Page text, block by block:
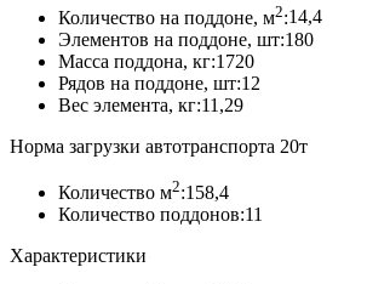
Количество на поддоне, м2:14,4
Элементов на поддоне, шт:180
Масса поддона, кг:1720
Рядов на поддоне, шт:12
Вес элемента, кг:11,29
Норма загрузки автотранспорта 20т
Количество м2:158,4
Количество поддонов:11
Характеристики